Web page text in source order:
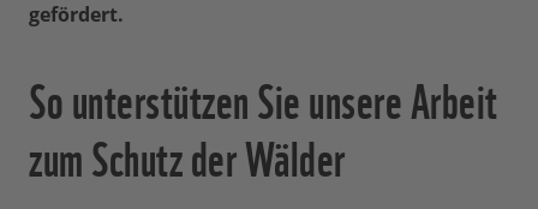
gefördert.
So unterstützen Sie unsere Arbeit
zum Schutz der Wälder